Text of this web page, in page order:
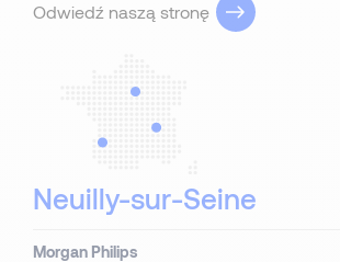
Odwiedź naszą stronę
Neuilly-sur-Seine
Morgan Philips